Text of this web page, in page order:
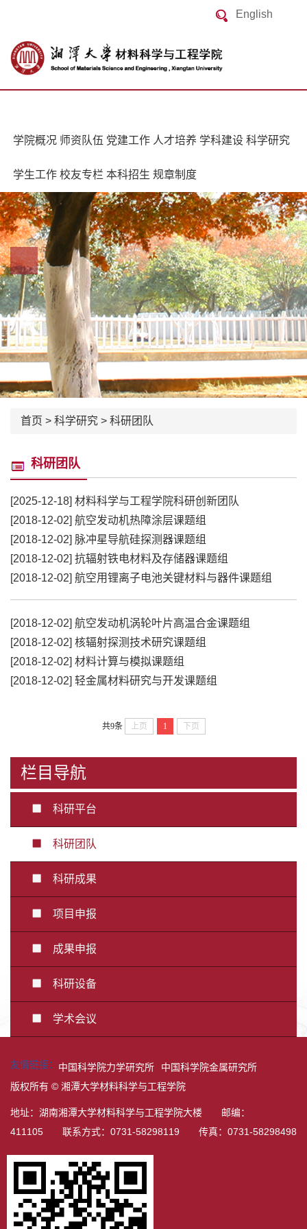
English
学院概况 师资队伍 党建工作 人才培养 学科建设 科学研究
学生工作 校友专栏 本科招生 规章制度
首页 > 科学研究 > 科研团队
科研团队
[2025-12-18] 材料科学与工程学院科研创新团队
[2018-12-02] 航空发动机热障涂层课题组
[2018-12-02] 脉冲星导航硅探测器课题组
[2018-12-02] 抗辐射铁电材料及存储器课题组
[2018-12-02] 航空用锂离子电池关键材料与器件课题组
[2018-12-02] 航空发动机涡轮叶片高温合金课题组
[2018-12-02] 核辐射探测技术研究课题组
[2018-12-02] 材料计算与模拟课题组
[2018-12-02] 轻金属材料研究与开发课题组
共9条 上页 1 下页
栏目导航
科研平台
科研团队
科研成果
项目申报
成果申报
科研设备
学术会议
友情链接： 中国科学院力学研究所
中国科学院金属研究所
版权所有 © 湘潭大学材料科学与工程学院
地址：湖南湘潭大学材料科学与工程学院大楼 邮编：
411105 联系方式：0731-58298119 传真：0731-58298498